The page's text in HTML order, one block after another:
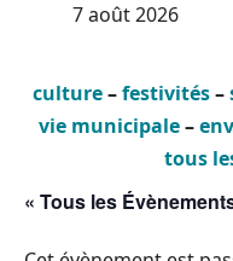
7 août 2026
culture–festivités–
vie municipale–
tous
« Tous les